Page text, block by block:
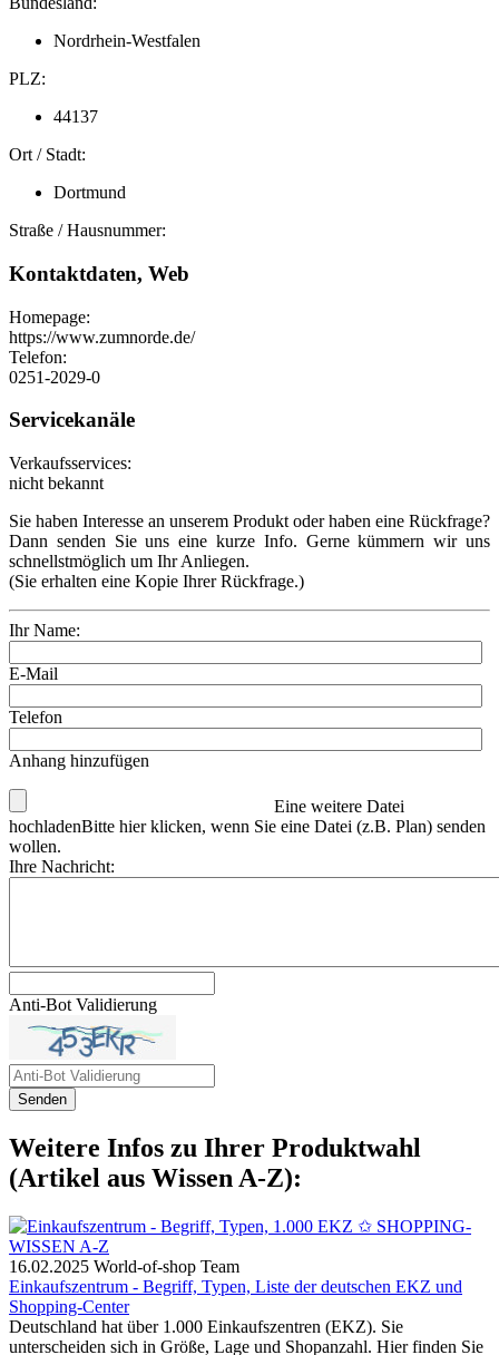
Nordrhein-Westfalen
PLZ:
44137
Ort / Stadt:
Dortmund
Straße / Hausnummer:
Kontaktdaten, Web
Homepage:
https://www.zumnorde.de/
Telefon:
0251-2029-0
Servicekanäle
Verkaufsservices:
nicht bekannt
Sie haben Interesse an unserem Produkt oder haben eine Rückfrage?
Dann senden Sie uns eine kurze Info. Gerne kümmern wir uns
schnellstmöglich um Ihr Anliegen.
(Sie erhalten eine Kopie Ihrer Rückfrage.)
Ihr Name:
E-Mail
Telefon
Anhang hinzufügen
Eine weitere Datei
hochladenBitte hier klicken, wenn Sie eine Datei (z.B. Plan) senden
wollen.
Ihre Nachricht:
Anti-Bot Validierung
Senden
Weitere Infos zu Ihrer Produktwahl
(Artikel aus Wissen A-Z):
16.02.2025 World-of-shop Team
Einkaufszentrum - Begriff, Typen, Liste der deutschen EKZ und
Shopping-Center
Deutschland hat über 1.000 Einkaufszentren (EKZ). Sie
unterscheiden sich in Größe, Lage und Shopanzahl. Hier finden Sie